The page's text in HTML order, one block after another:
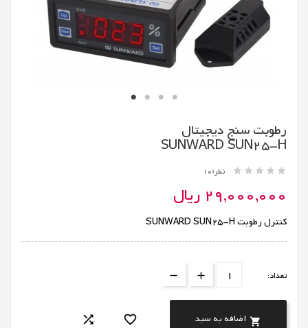
رطوبت سنج دیجیتال
SUNWARD SUN25-H




 نظر(0)
29,000,000 ریال
کنترل رطوبت SUNWARD SUN25-H
تعداد:
 اضافه به سبد 
